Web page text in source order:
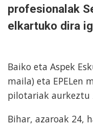
profesionalak
elkartuko dira
Baiko eta Aspek
maila) eta EPELen
pilotariak aurkeztu
Bihar, azaroak 24,